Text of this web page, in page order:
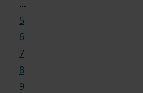
...
5
6
7
8
9